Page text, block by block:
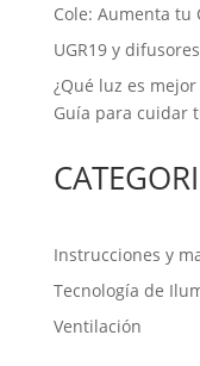
Cole: Aumenta tu
UGR19 y
¿Qué luz es
Guía para cuidar
Instrucciones y
Tecnología de
Ventilación